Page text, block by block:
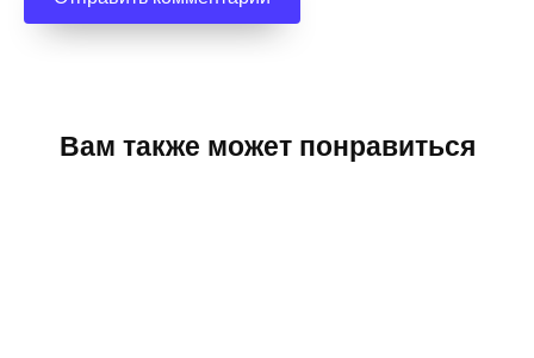
Вам также может понравиться